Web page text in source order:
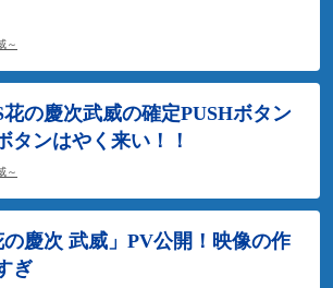
～
花の慶次武威の確定PUSHボタン
タンはやく来い！！
～
の慶次 武威」PV公開！映像の作
ぎ